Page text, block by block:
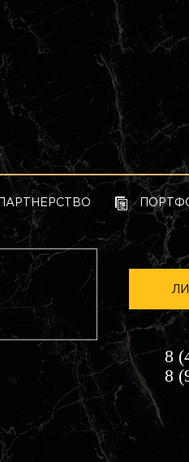
ПАРТНЕРСТВО
8
8